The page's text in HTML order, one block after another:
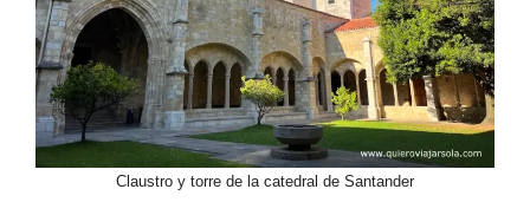
Claustro y torre de la catedral de Santander